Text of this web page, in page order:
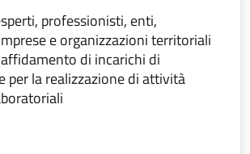
professionisti, enti,
e organizzazioni territoriali
di incarichi di
per la realizzazione di attività